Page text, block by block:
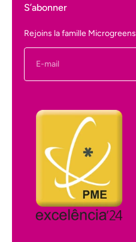
S’abonner
Rejoins la famille Microgreens